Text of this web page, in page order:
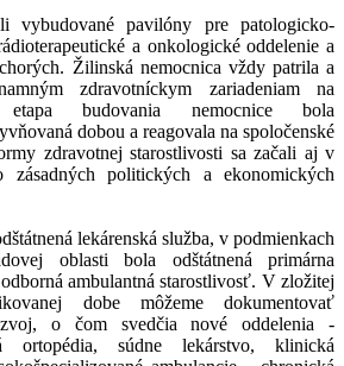
vybudované pavilóny pre patologicko-
a onkologické oddelenie a
Žilinská nemocnica vždy patrila a
zdravotníckym zariadeniam na
budovania nemocnice bola
dobou a reagovala na spoločenské
zdravotnej starostlivosti sa začali aj v
zásadných politických a ekonomických
lekárenská služba, v podmienkach
oblasti bola odštátnená primárna
ambulantná starostlivosť. V zložitej
dobe môžeme dokumentovať
o čom svedčia nové oddelenia -
ortopédia, súdne lekárstvo, klinická